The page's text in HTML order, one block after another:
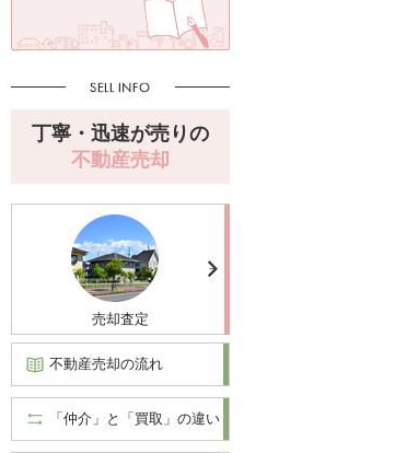
丁寧・迅速が売りの
不動産売却
売却査定
不動産売却の流れ
「仲介」と「買取」の違い